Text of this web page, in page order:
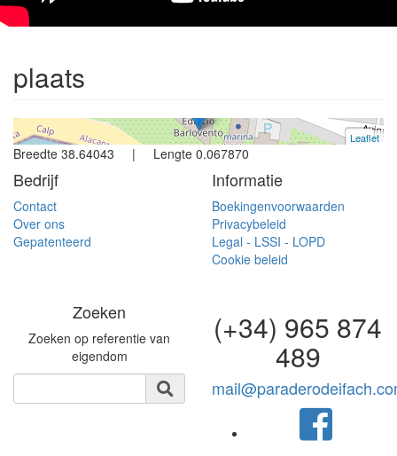
plaats
+
Leaflet
Breedte 38.64043 | Lengte 0.067870
Bedrijf
Contact
Over ons
Gepatenteerd
Informatie
Boekingenvoorwaarden
Privacybeleid
Legal - LSSI - LOPD
Cookie beleid
Zoeken
Zoeken op referentie van
eigendom
(+34) 965 874
489